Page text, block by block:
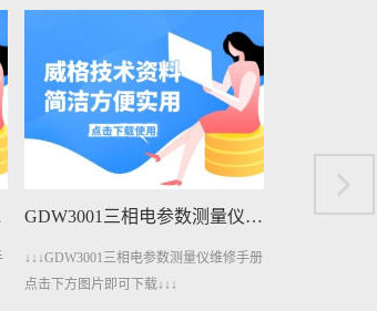
下载 GDW1400A单相电参数测量仪维修手册下载
↓↓↓GDW1400A单相电参数测量仪维修手
册点击下方图片即可下载↓↓↓